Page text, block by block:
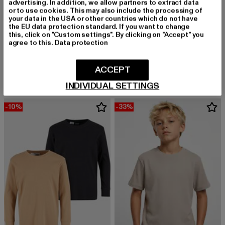
URBAN CLASSICS
Boys
26,09 EUR
Derzeitiger Preis: 26,09 EUR
-10% -33%
advertising. In addition, we allow partners to extract data
or to use cookies. This may also include the processing of
your data in the USA or other countries which do not have
the EU data protection standard. If you want to change
this, click on "Custom settings". By clicking on "Accept" you
agree to this. Data protection
INDIVIDUAL SETTINGS
ACCEPT